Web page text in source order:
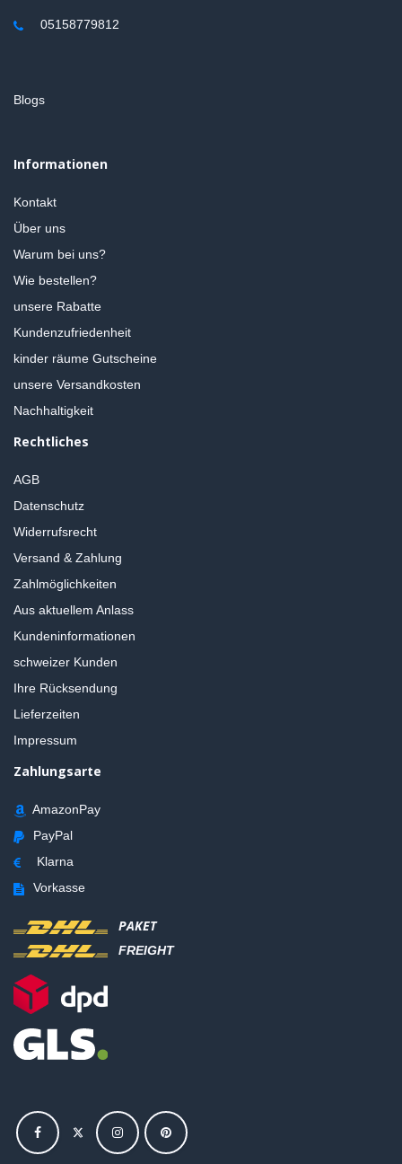
05158779812
Blogs
Informationen
Kontakt
Über uns
Warum bei uns?
Wie bestellen?
unsere Rabatte
Kundenzufriedenheit
kinder räume Gutscheine
unsere Versandkosten
Nachhaltigkeit
Rechtliches
AGB
Datenschutz
Widerrufsrecht
Versand & Zahlung
Zahlmöglichkeiten
Aus aktuellem Anlass
Kundeninformationen
schweizer Kunden
Ihre Rücksendung
Lieferzeiten
Impressum
Zahlungsarte
AmazonPay
PayPal
Klarna
Vorkasse
PAKET
FREIGHT